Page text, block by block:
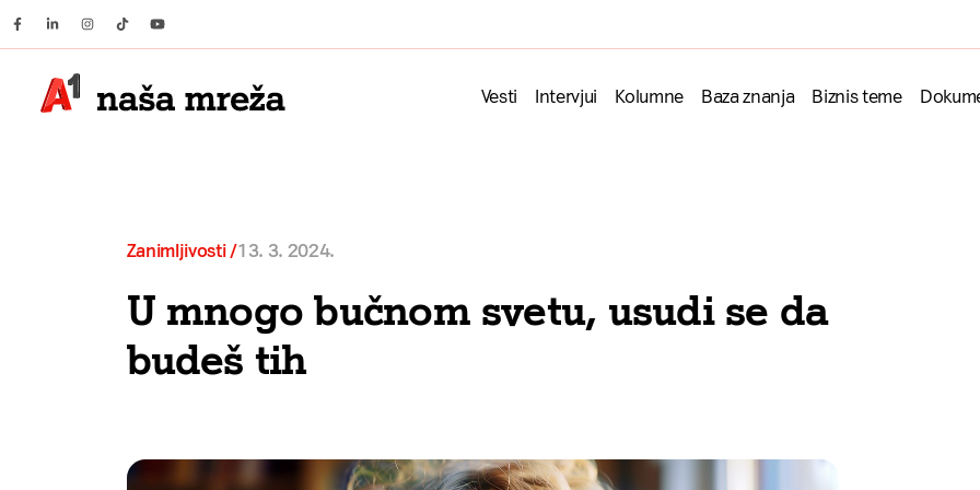
Facebook
LinkedinInstagram
TiktokYoutube
Vesti Intervjui Kolumne Baza znanja Biznis teme
Zanimljivosti 13. 3. 2024.
U mnogo bučnom svetu, usudi se da
budeš tih